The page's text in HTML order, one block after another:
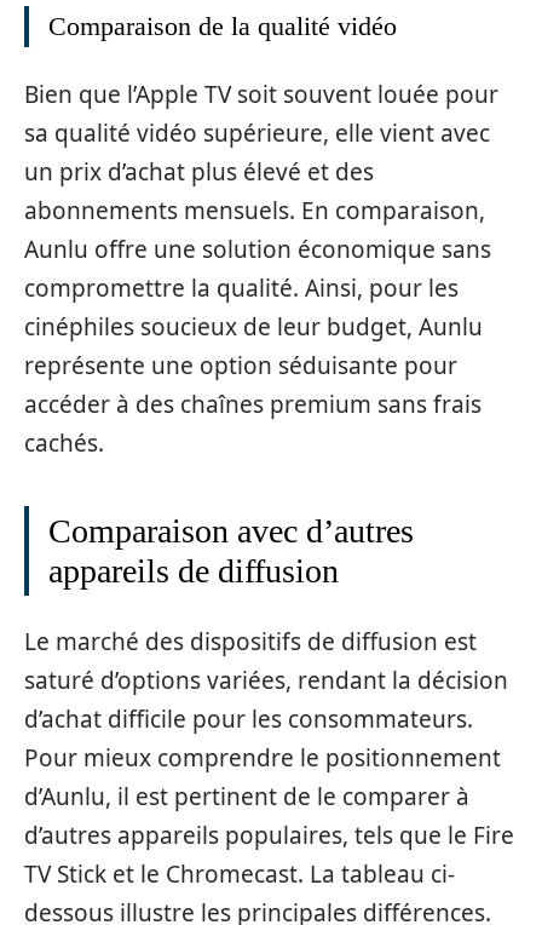
Comparaison de la qualité vidéo
Bien que l’Apple TV soit souvent louée pour
sa qualité vidéo supérieure, elle vient avec
un prix d’achat plus élevé et des
abonnements mensuels. En comparaison,
Aunlu offre une solution économique sans
compromettre la qualité. Ainsi, pour les
cinéphiles soucieux de leur budget, Aunlu
représente une option séduisante pour
accéder à des chaînes premium sans frais
cachés.
Comparaison avec d’autres
appareils de diffusion
Le marché des dispositifs de diffusion est
saturé d’options variées, rendant la décision
d’achat difficile pour les consommateurs.
Pour mieux comprendre le positionnement
d’Aunlu, il est pertinent de le comparer à
d’autres appareils populaires, tels que le Fire
TV Stick et le Chromecast. La tableau ci-
dessous illustre les principales différences.